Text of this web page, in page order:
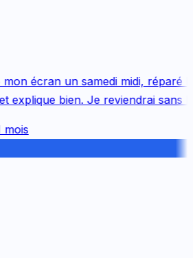
écran un samedi midi, réparé le
bien. Je reviendrai sans